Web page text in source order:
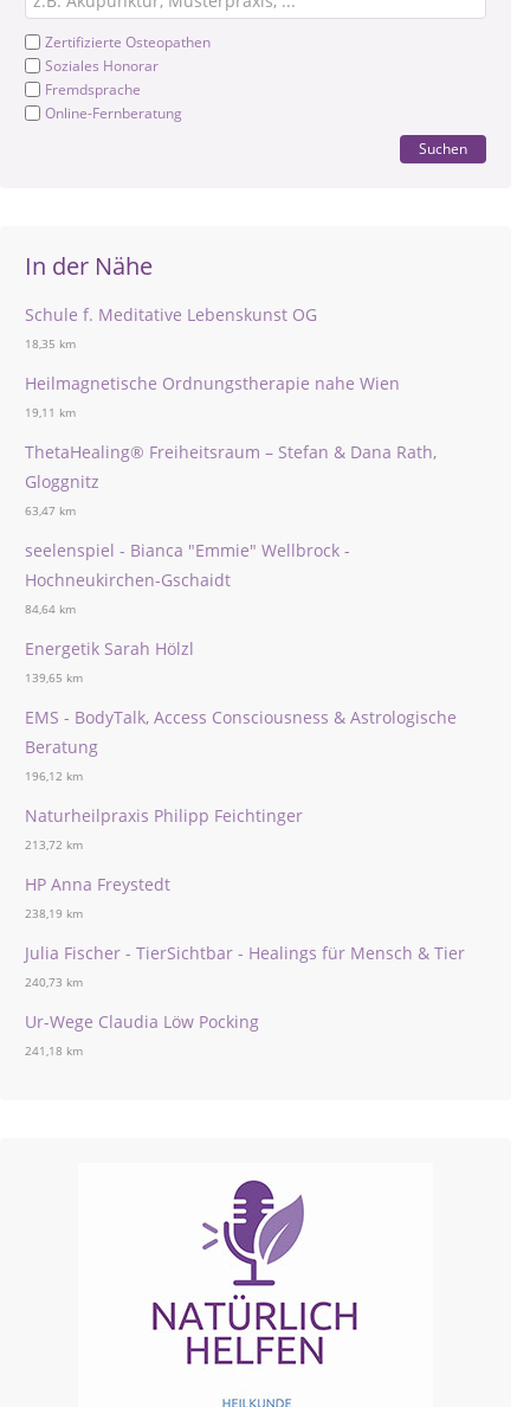
Zertifizierte Osteopathen
Soziales Honorar
Fremdsprache
Online-Fernberatung
Suchen
In der Nähe
Schule f. Meditative Lebenskunst OG
18,35 km
Heilmagnetische Ordnungstherapie nahe Wien
19,11 km
ThetaHealing® Freiheitsraum – Stefan & Dana Rath,
Gloggnitz
63,47 km
seelenspiel - Bianca "Emmie" Wellbrock -
Hochneukirchen-Gschaidt
84,64 km
Energetik Sarah Hölzl
139,65 km
EMS - BodyTalk, Access Consciousness & Astrologische
Beratung
196,12 km
Naturheilpraxis Philipp Feichtinger
213,72 km
HP Anna Freystedt
238,19 km
Julia Fischer - TierSichtbar - Healings für Mensch & Tier
240,73 km
Ur-Wege Claudia Löw Pocking
241,18 km